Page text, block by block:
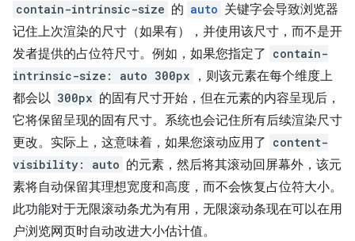
contain-intrinsic-size 的 auto 关键字会导致浏览器
记住上次渲染的尺寸（如果有），并使用该尺寸，而不是开
发者提供的占位符尺寸。例如，如果您指定了 contain-
intrinsic-size: auto 300px
，则该元素在每个维度上
都会以 300px 的固有尺寸开始，但在元素的内容呈现后，
它将保留呈现的固有尺寸。系统也会记住所有后续渲染尺寸
更改。实际上，这意味着，如果您滚动应用了 content-
visibility: auto 的元素，然后将其滚动回屏幕外，该元
素将自动保留其理想宽度和高度，而不会恢复占位符大小。
此功能对于无限滚动条尤为有用，无限滚动条现在可以在用
户浏览网页时自动改进大小估计值。